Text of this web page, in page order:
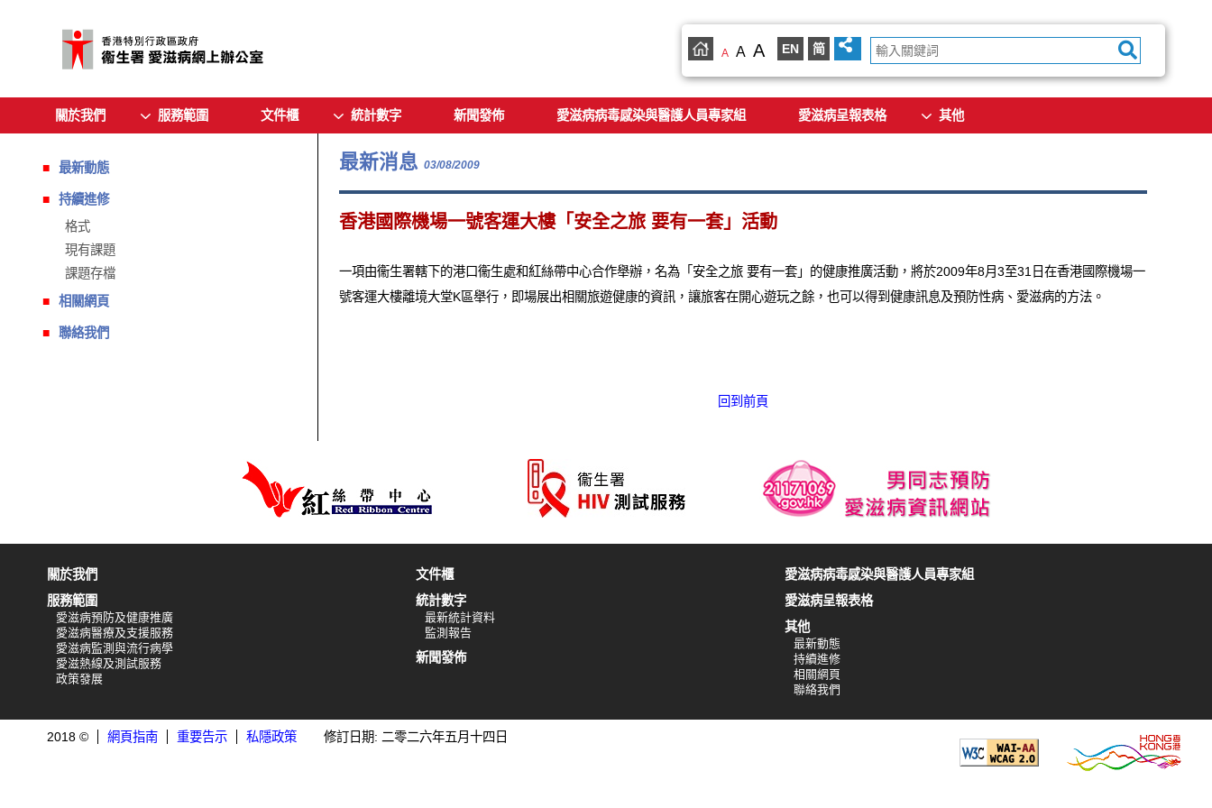
A A A EN 简
關於我們 服務範圍 文件櫃 統計數字 新聞發佈 愛滋病病毒感染與醫護人員專家組 愛滋病呈報表格 其他
最新動態
持續進修
格式
現有課題
課題存檔
相關網頁
聯絡我們
最新消息 03/08/2009
香港國際機場一號客運大樓「安全之旅 要有一套」活動
一項由衞生署轄下的港口衞生處和紅絲帶中心合作舉辦，名為「安全之旅 要有一套」的健康推廣活動，將於2009年8月3至31日在香港國際機場一
號客運大樓離境大堂K區舉行，即場展出相關旅遊健康的資訊，讓旅客在開心遊玩之餘，也可以得到健康訊息及預防性病、愛滋病的方法。
回到前頁
關於我們
服務範圍
愛滋病預防及健康推廣
愛滋病醫療及支援服務
愛滋病監測與流行病學
愛滋熱線及測試服務
政策發展
文件櫃
統計數字
最新統計資料
監測報告
新聞發佈
愛滋病病毒感染與醫護人員專家組
愛滋病呈報表格
其他
最新動態
持續進修
相關網頁
聯絡我們
2018 © 網頁指南 重要告示 私隱政策 修訂日期: 二零二六年五月十四日